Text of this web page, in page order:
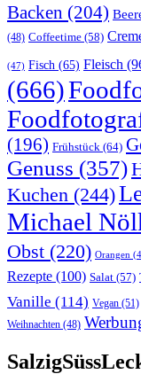
Backen (204)
(48) Coffeetime (58)
(47) Fisch (65) Fleisch
(666)
(196) Frühstück (64)
Genuss (357)
Kuchen (244)
Michael
Obst (220) Orangen
Rezepte (100) Salat (57)
Vanille (114) Vegan (51)
Weihnachten (48)